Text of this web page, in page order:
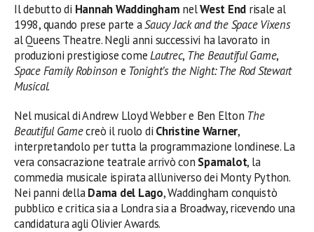
Il debutto di Hannah Waddingham nelWest End risale al
1998, quando prese parte aSaucy Jack and the Space Vixens
al Queens Theatre. Negli anni successivi ha lavorato in
produzioni prestigiose comeLautrec, The Beautiful Game,
Space Family Robinson e Tonight’s the Night: The Rod Stewart
Musical.
Nel musical di Andrew Lloyd Webber e Ben Elton The
Beautiful Gamecreò il ruolo di Christine Warner,
interpretandolo per tutta la programmazione londinese. La
vera consacrazione teatrale arrivò con Spamalot, la
commedia musicale ispirata all’universo dei Monty Python.
Nei panni dellaDama del Lago, Waddingham conquistò
pubblico e critica sia a Londra sia a Broadway, ricevendo una
candidatura agli Olivier Awards.